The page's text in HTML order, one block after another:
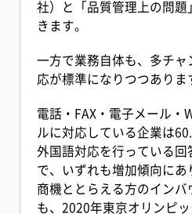
社）と「品質管理上の問題
きます。
一方で業務自体も、多チャ
応が標準になりつつありま
電話・FAX・電子メール・
ルに対応している企業は
外国語対応を行っている回
で、いずれも増加傾向にあ
商機ととらえる方のインバ
も、2020年東京オリンピ